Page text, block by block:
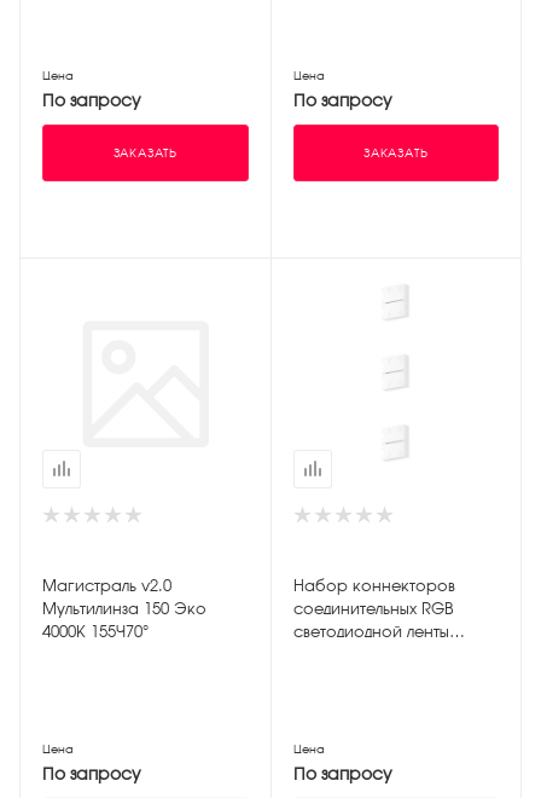
Цена
По запросу
ЗАКАЗАТЬ
Цена
По запросу
ЗАКАЗАТЬ
Магистраль v2.0
Мультилинза 150 Эко
4000К 155×70°
Цена
По запросу
Набор коннекторов
соединительных RGB
светодиодной ленты
Цена
По запросу